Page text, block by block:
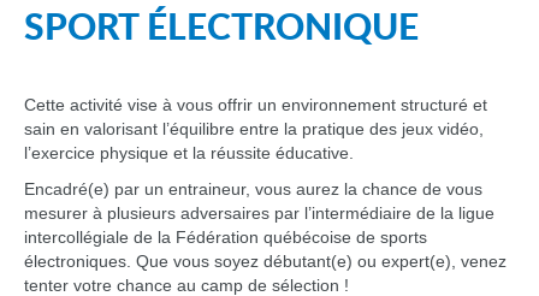
SPORT ÉLECTRONIQUE
Cette activité vise à vous offrir un environnement structuré et
sain en valorisant l’équilibre entre la pratique des jeux vidéo,
l’exercice physique et la réussite éducative.
Encadré(e) par un entraineur, vous aurez la chance de vous
mesurer à plusieurs adversaires par l’intermédiaire de la ligue
intercollégiale de la Fédération québécoise de sports
électroniques. Que vous soyez débutant(e) ou expert(e), venez
tenter votre chance au camp de sélection !